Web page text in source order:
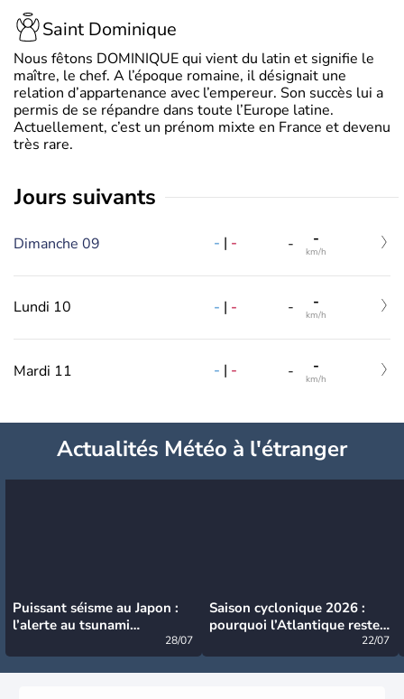
Saint Dominique
Nous fêtons DOMINIQUE qui vient du latin et signifie le
maître, le chef. A l’époque romaine, il désignait une
relation d’appartenance avec l’empereur. Son succès lui a
permis de se répandre dans toute l’Europe latine.
Actuellement, c’est un prénom mixte en France et devenu
très rare.
jours suivants
Dimanche 09 - | - - -
km/h
Lundi 10 - | - - -
km/h
Mardi 11 - | - - -
km/h
Actualités Météo à l'étranger
Puissant séisme au Japon :
l’alerte au tsunami
28/07
Saison cyclonique 2026 :
pourquoi l’Atlantique reste
22/07